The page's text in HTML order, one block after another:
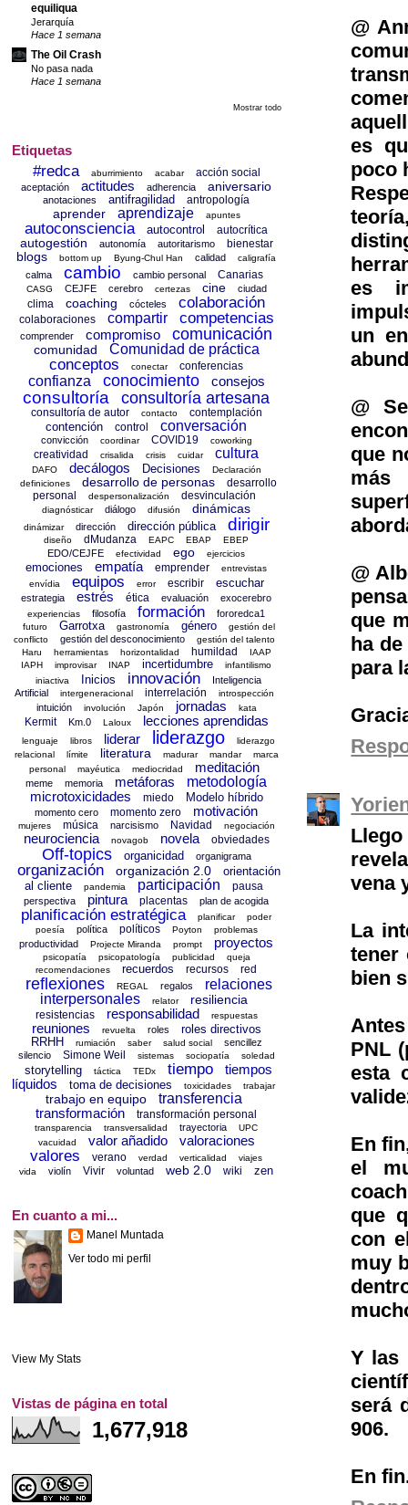
@
es
poco
es
un
@
que
@
que
ha
para
vena
La
tener
bien
PNL
esta
En
el
que
con
muy
Y las
será
906.
En
equiliqua
Jerarquía
Hace 1 semana
The Oil Crash
No pasa nada
Hace 1 semana
Mostrar todo
Etiquetas
#redca aburrimiento acabar acción social
aceptación actitudes adherencia aniversario
anotaciones antifragilidad antropología
aprender aprendizaje apuntes
autoconsciencia autocontrol autocrítica
autogestión autonomía autoritarismo bienestar
blogs bottom up Byung-Chul Han calidad caligrafía
calma cambio cambio personal Canarias
CASG CEJFE cerebro certezas cine ciudad
clima coaching cócteles colaboración
colaboraciones compartir competencias
comprender compromiso comunicación
comunidad Comunidad de práctica
conceptos conectar conferencias
confianza conocimiento consejos
consultoría consultoría artesana
consultoría de autor contacto contemplación
contención control conversación
convicción coordinar COVID19 coworking
creatividad crisalida crisis cuidar cultura
DAFO decálogos Decisiones
Declaración
definiciones
desarrollo de personas
desarrollo
personal
despersonalización desvinculación
diagnósticar diálogo difusión dinámicas
dinámizar dirección dirección pública dirigir
diseño dMudanza EAPC EBAP EBEP
EDO/CEJFE efectividad ego ejercicios
emociones empatía emprender
entrevistas
envídia
equipos error escribir escuchar
estrategia estrés ética evaluación exocerebro
experiencias filosofía formación fororedca1
futuro Garrotxa gastronomía género
gestión del
conflicto
gestión del desconocimiento
gestión del talento
Haru
herramientas horizontalidad humildad
IAAP
IAPH
improvisar INAP incertidumbre
infantilismo
iniactiva
Inicios innovación
Inteligencia
Artificial
intergeneracional interrelación introspección
intuición involución Japón jornadas kata
Kermit Km.0 Laloux lecciones aprendidas
lenguaje libros liderar liderazgo
liderazgo
relacional
límite literatura madurar mandar
marca
personal
mayéutica mediocridad meditación
meme memoria metáforas
metodología
microtoxicidades
miedo Modelo híbrido
momento cero momento zero motivación
mujeres música narcisismo Navidad negociación
neurociencia novagob novela obviedades
Off-topics organicidad organigrama
organización organización 2.0
orientación
al cliente
pandemia participación pausa
perspectiva pintura placentas plan de acogida
planificación estratégica planificar
poder
poesía
política políticos Poyton problemas
productividad Projecte Miranda prompt proyectos
psicopatía psicopatología publicidad
queja
recomendaciones
recuerdos recursos red
reflexiones REGAL regalos
relaciones
interpersonales
relator resiliencia
resistencias responsabilidad respuestas
reuniones revuelta roles
roles directivos
RRHH
rumiación saber salud social
sencillez
silencio
Simone Weil sistemas sociopatía soledad
storytelling táctica TEDx tiempo
tiempos
líquidos
toma de decisiones toxicidades trabajar
trabajo en equipo
transferencia
transformación
transformación personal
transparencia transversalidad trayectoria
UPC
vacuidad
valor añadido valoraciones
valores verano verdad verticalidad
viajes
vida
violín Vivir voluntad web 2.0 wiki zen
En cuanto a mi...
Manel Muntada
Ver todo mi perfil
View My Stats
Vistas de página en total
1,677,918